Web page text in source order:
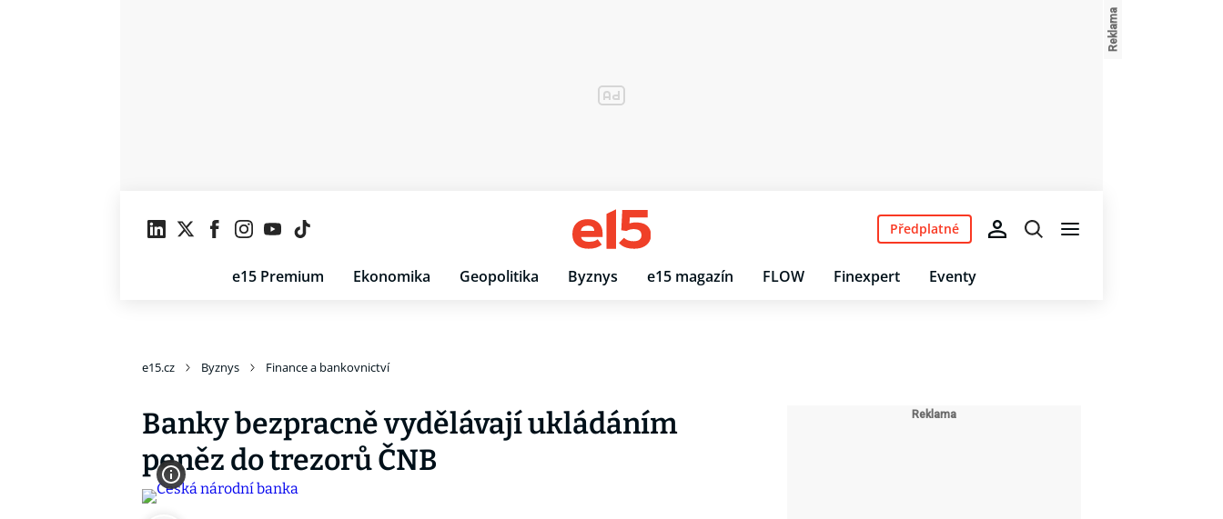
e15 Premium Ekonomika Geopolitika Byznys e15 magazín FLOW Finexpert Eventy
Předplatné
e15.cz Byznys Finance a bankovnictví
Banky bezpracně vydělávají ukládáním
peněz do trezorů ČNB